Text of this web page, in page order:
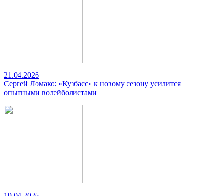
21.04.2026
Сергей Ломако: «Кузбасс» к новому сезону усилится
опытными волейболистами